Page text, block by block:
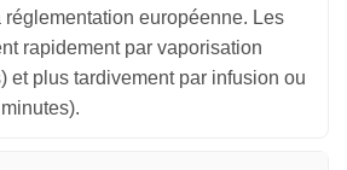
réglementation européenne. Les
rapidement par vaporisation
et plus tardivement par infusion ou